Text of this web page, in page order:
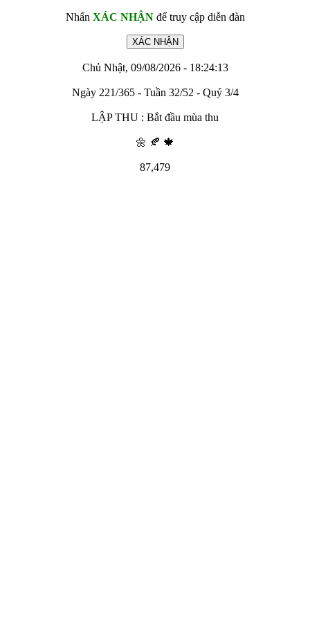
Nhấn XÁC NHẬNđể truy cập diễn đàn
Chủ Nhật, 09/08/2026 - 18:24:13
Ngày 221/365 - Tuần 32/52 - Quý 3/4
LẬP THU : Bắt đầu mùa thu
🌼 🍂 🍁
87,479